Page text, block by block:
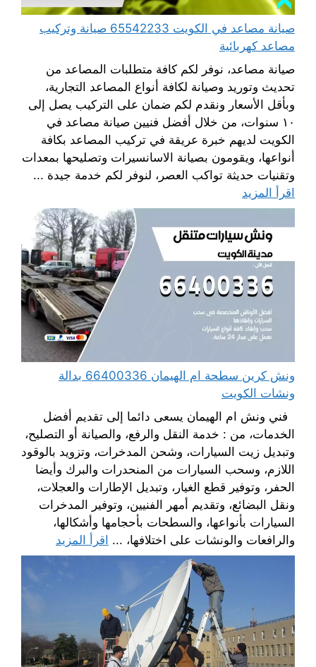
صيانة مصاعد في الكويت 65542233 صيانة وتركيب
مصاعد كهربائية
صيانة مصاعد، نوفر لكم كافة متطلبات المصاعد من
تحديث وتوريد وصيانة لكافة أنواع المصاعد التجارية،
وبأقل الأسعار ونقدم لكم ضمان على التركيب يصل إلى
١٠ سنوات، من خلال أفضل فنيين صيانة مصاعد في
الكويت لديهم خبرة عريقة في تركيب المصاعد بكافة
أنواعها، ويقومون بصيانة الاسانسيرات وتصليحها بمعدات
وتقنيات حديثة تواكب العصر، لنوفر لكم خدمة جيدة ...
اقرأ المزيد
ونش كرين سطحة ام الهيمان 66400336 بدالة
ونشات الكويت
فني ونش ام الهيمان يسعى دائما إلى تقديم أفضل
الخدمات، من : خدمة النقل والرفع، والصيانة أو التصليح،
وتبديل زيت السيارات، وشحن المدخرات، وتزويد بالوقود
اللازم، وسحب السيارات من المنحدرات والبرك وأيضا
الحفر، وتوفير قطع الغيار، وتبديل الإطارات والعجلات،
ونقل البضائع، وتقديم أمهر الفنيين، وتوفير المدخرات
السيارات بأنواعها، والسطحات بأحجامها وأشكالها،
والرافعات والونشات على اختلافها، ... اقرأ المزيد